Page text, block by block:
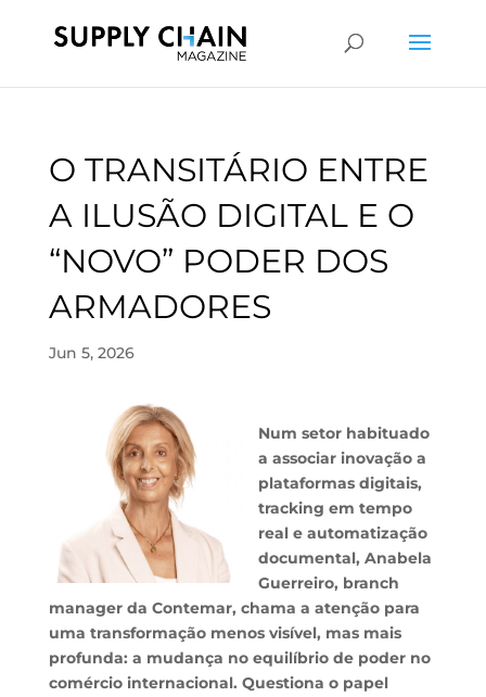
O TRANSITÁRIO ENTRE
A ILUSÃO DIGITAL E O
“NOVO” PODER DOS
ARMADORES
Jun 5, 2026
Num setor habituado
a associar inovação a
plataformas digitais,
tracking em tempo
real e automatização
documental, Anabela
Guerreiro, branch
manager da Contemar, chama a atenção para
uma transformação menos visível, mas mais
profunda: a mudança no equilíbrio de poder no
comércio internacional. Questiona o papel